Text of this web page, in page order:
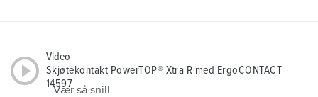
Video
Skjøtekontakt PowerTOP® Xtra R med ErgoCONTACT
14597
Vær så snill